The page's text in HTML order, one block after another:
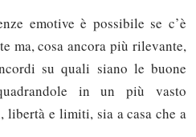
emotive è possibile se c’è
ma, cosa ancora più rilevante,
su quali siano le buone
in un più vasto
libertà e limiti, sia a casa che a